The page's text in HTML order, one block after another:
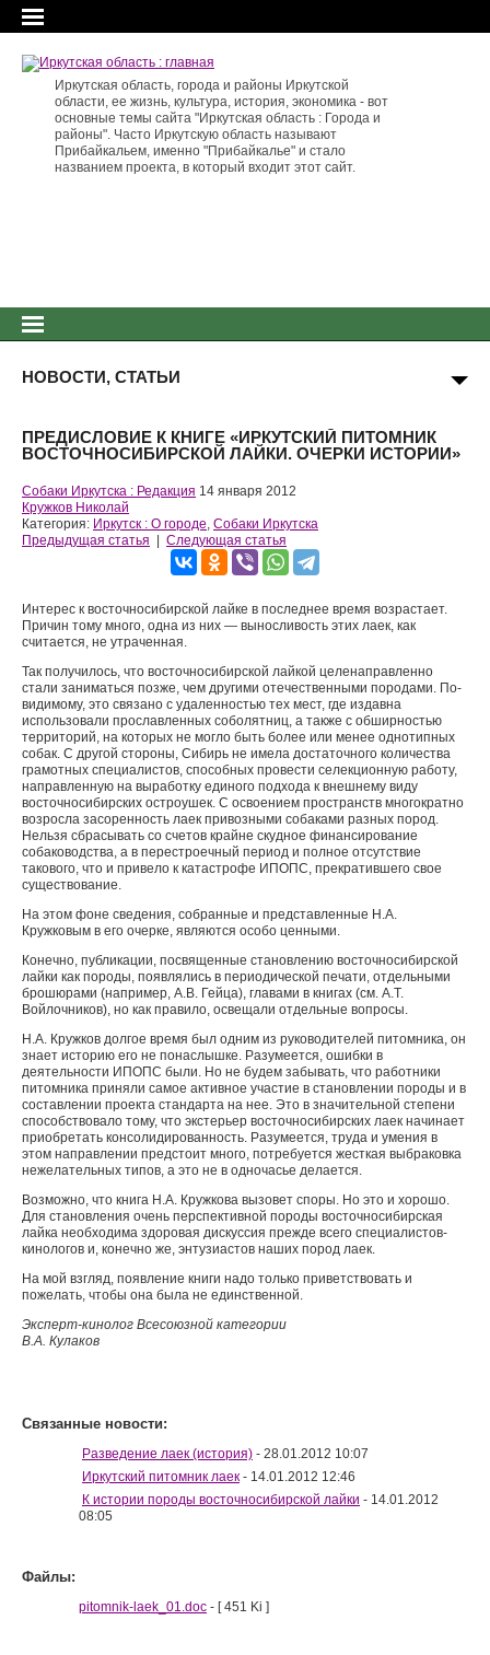
Иркутская область, города и районы Иркутской
области, ее жизнь, культура, история, экономика - вот
основные темы сайта "Иркутская область : Города и
районы". Часто Иркутскую область называют
Прибайкальем, именно "Прибайкалье" и стало
названием проекта, в который входит этот сайт.
НОВОСТИ, СТАТЬИ
ПРЕДИСЛОВИЕ К КНИГЕ «ИРКУТСКИЙ ПИТОМНИК
ВОСТОЧНОСИБИРСКОЙ ЛАЙКИ. ОЧЕРКИ ИСТОРИИ»
Собаки Иркутска : Редакция 14 января 2012
Кружков Николай
Категория: Иркутск : О городе, Собаки Иркутска
Предыдущая статья
Следующая статья
Интерес к восточносибирской лайке в последнее время возрастает.
Причин тому много, одна из них — выносливость этих лаек, как
считается, не утраченная.
Так получилось, что восточносибирской лайкой целенаправленно
стали заниматься позже, чем другими отечественными породами. По-
видимому, это связано с удаленностью тех мест, где издавна
использовали прославленных соболятниц, а также с обширностью
территорий, на которых не могло быть более или менее однотипных
собак. С другой стороны, Сибирь не имела достаточного количества
грамотных специалистов, способных провести селекционную работу,
направленную на выработку единого подхода к внешнему виду
восточносибирских остроушек. С освоением пространств многократно
возросла засоренность лаек привозными собаками разных пород.
Нельзя сбрасывать со счетов крайне скудное финансирование
собаководства, а в перестроечный период и полное отсутствие
такового, что и привело к катастрофе ИПОПС, прекратившего свое
существование.
На этом фоне сведения, собранные и представленные Н.А.
Кружковым в его очерке, являются особо ценными.
Конечно, публикации, посвященные становлению восточносибирской
лайки как породы, появлялись в периодической печати, отдельными
брошюрами (например, А.В. Гейца), главами в книгах (см. А.Т.
Войлочников), но как правило, освещали отдельные вопросы.
Н.А. Кружков долгое время был одним из руководителей питомника, он
знает историю его не понаслышке. Разумеется, ошибки в
деятельности ИПОПС были. Но не будем забывать, что работники
питомника приняли самое активное участие в становлении породы и в
составлении проекта стандарта на нее. Это в значительной степени
способствовало тому, что экстерьер восточносибирских лаек начинает
приобретать консолидированность. Разумеется, труда и умения в
этом направлении предстоит много, потребуется жесткая выбраковка
нежелательных типов, а это не в одночасье делается.
Возможно, что книга Н.А. Кружкова вызовет споры. Но это и хорошо.
Для становления очень перспективной породы восточносибирская
лайка необходима здоровая дискуссия прежде всего специалистов-
кинологов и, конечно же, энтузиастов наших пород лаек.
На мой взгляд, появление книги надо только приветствовать и
пожелать, чтобы она была не единственной.
Эксперт-кинолог Всесоюзной категории
В.А. Кулаков
Связанные новости:
Разведение лаек (история) - 28.01.2012 10:07
Иркутский питомник лаек - 14.01.2012 12:46
К истории породы восточносибирской лайки - 14.01.2012
08:05
Файлы:
pitomnik-laek_01.doc - [ 451 Ki ]